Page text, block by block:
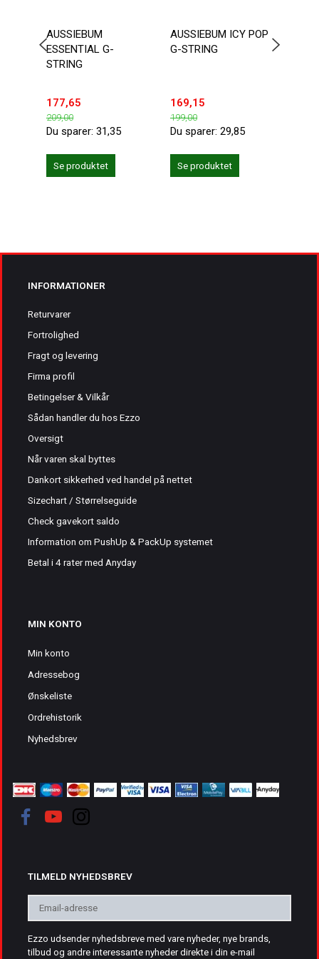
AUSSIEBUM
ESSENTIAL G-
STRING
177,65
209,00
Du sparer: 31,35
Se produktet
AUSSIEBUM ICY POP
G-STRING
169,15
199,00
Du sparer: 29,85
Se produktet
INFORMATIONER
Returvarer
Fortrolighed
Fragt og levering
Firma profil
Betingelser & Vilkår
Sådan handler du hos Ezzo
Oversigt
Når varen skal byttes
Dankort sikkerhed ved handel på nettet
Sizechart / Størrelseguide
Check gavekort saldo
Information om PushUp & PackUp systemet
Betal i 4 rater med Anyday
MIN KONTO
Min konto
Adressebog
Ønskeliste
Ordrehistorik
Nyhedsbrev
TILMELD NYHEDSBREV
Email-
adresse
Ezzo udsender nyhedsbreve med vare nyheder, nye brands,
tilbud og andre interessante nyheder direkte i din e-mail